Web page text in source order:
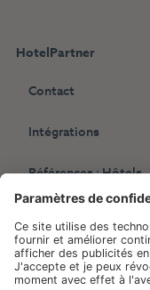
HotelPartner
Contact
Intégrations
Références : Hôtels
indépendants
Références : Chaînes
hôtelières